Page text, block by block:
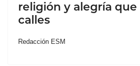
religión y alegría que
calles
Redacción ESM